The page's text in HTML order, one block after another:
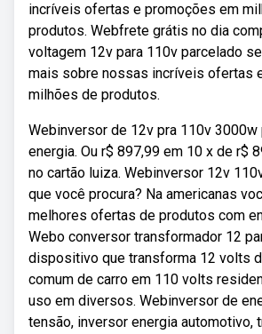
incríveis ofertas e promoções em
produtos. Webfrete grátis no dia
voltagem 12v para 110v parcelado
mais sobre nossas incríveis ofertas
milhões de produtos.
Webinversor de 12v pra 110v 3000w
energia. Ou r$ 897,99 em 10 x de r$
no cartão luiza. Webinversor 12v
que você procura? Na americanas
melhores ofertas de produtos com
Webo conversor transformador 12
dispositivo que transforma 12 volts
comum de carro em 110 volts
uso em diversos. Webinversor de
tensão, inversor energia automotivo,